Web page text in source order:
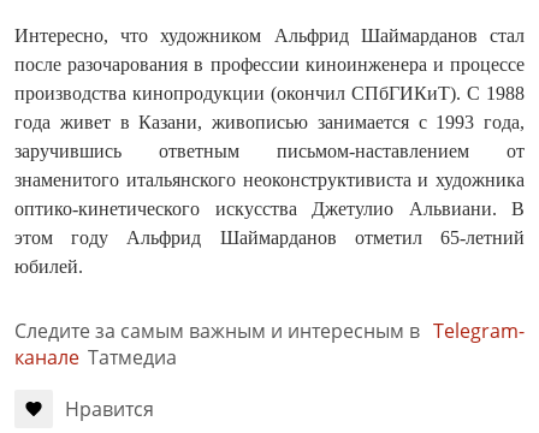
Интересно, что художником Альфрид Шаймарданов стал
после разочарования в профессии киноинженера и процессе
производства кинопродукции (окончил СПбГИКиТ). С 1988
года живет в Казани, живописью занимается с 1993 года,
заручившись ответным письмом-наставлением от
знаменитого итальянского неоконструктивиста и художника
оптико-кинетического искусства Джетулио Альвиани. В
этом году Альфрид Шаймарданов отметил 65-летний
юбилей.
Следите за самым важным и интересным в Telegram-
канале Татмедиа
Нравится